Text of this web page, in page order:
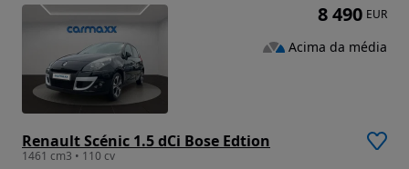
Renault Scénic 1.5 dCi Bose Edtion
1461 cm3 • 110 cv
8 490 EUR
Acima da média